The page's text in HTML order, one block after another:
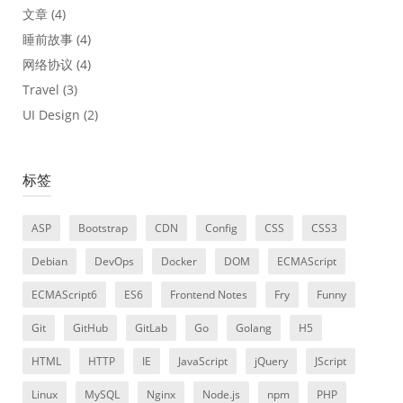
文章 (4)
睡前故事 (4)
网络协议 (4)
Travel (3)
UI Design (2)
标签
ASP Bootstrap CDN Config CSS CSS3
Debian DevOps Docker DOM ECMAScript
ECMAScript6 ES6 Frontend Notes Fry Funny
Git GitHub GitLab Go Golang H5
HTML HTTP IE JavaScript jQuery JScript
Linux MySQL Nginx Node.js npm PHP